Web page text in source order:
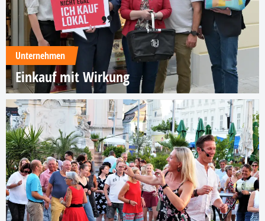
Unternehmen
Einkauf mit Wirkung